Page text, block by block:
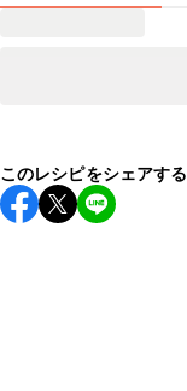
このレシピをシェアする